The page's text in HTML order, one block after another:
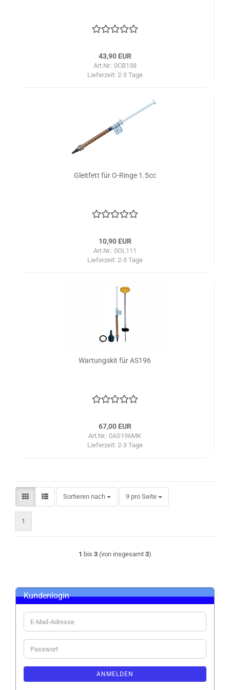
43,90 EUR
Art.Nr.: 0CB138
Lieferzeit: 2-3 Tage
Gleitfett für O-Ringe 1.5cc
10,90 EUR
Art.Nr.: 0OL111
Lieferzeit: 2-3 Tage
Wartungskit für AS196
67,00 EUR
Art.Nr.: 0AS196MK
Lieferzeit: 2-3 Tage
Sortieren nach
Sortieren nach 9 pro Seite
pro Seite
1
1 bis 3 (von insgesamt 3)
Kundenlogin
E-
Mail-
Adresse
Passwort
ANMELDEN